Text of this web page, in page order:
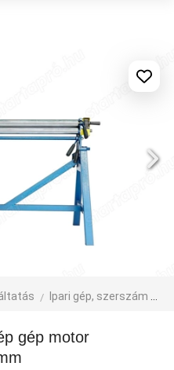
Ipari gép, szerszám